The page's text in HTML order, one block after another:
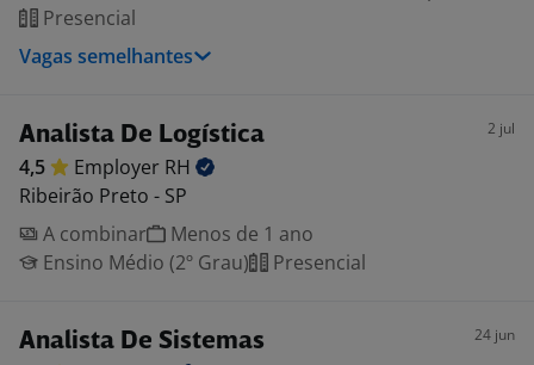
Presencial
Vagas semelhantes
Analista De Logística 2 jul
4,5 Employer RH
Ribeirão Preto - SP
A combinar
Menos de 1 ano
Ensino Médio (2º Grau)
Presencial
Analista De Sistemas 24 jun